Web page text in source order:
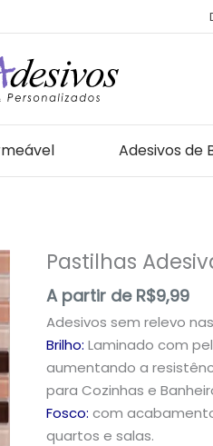
Adesivos de
Pastilhas
A partir de R$9,99
Adesivos sem relevo
Brilho: Laminado com
aumentando a
para Cozinhas e
Fosco: com
quartos e salas.
Pastilhas
para
Decoração
quantidade